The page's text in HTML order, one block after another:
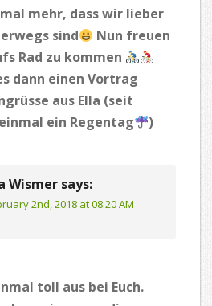
mehr, dass wir lieber
sind
Nun freuen
Rad zu kommen
dann einen Vortrag
aus Ella (seit
ein Regentag
)
Wismer says:
2nd, 2018 at 08:20 AM
toll aus bei Euch.